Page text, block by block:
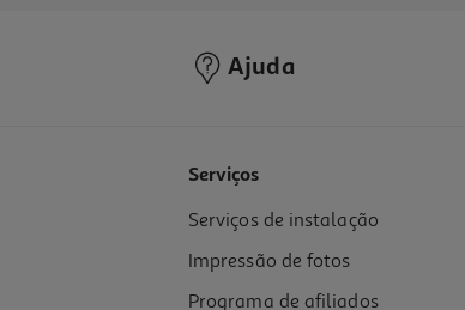
Ajuda
Serviços
Serviços de instalação
Impressão de fotos
Programa de afiliados